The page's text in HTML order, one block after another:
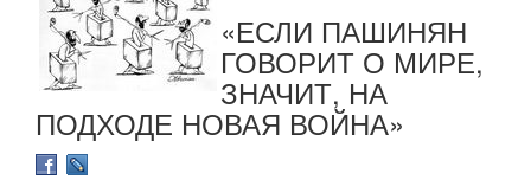
«ЕСЛИ ПАШИНЯН
ГОВОРИТ О МИРЕ,
ЗНАЧИТ, НА
ПОДХОДЕ НОВАЯ ВОЙНА»